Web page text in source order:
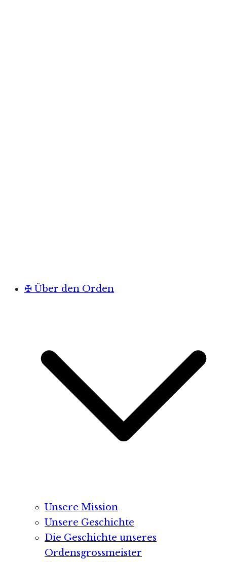
✠ Über den Orden
Unsere Mission
Unsere Geschichte
Die Geschichte unseres
Ordensgrossmeister